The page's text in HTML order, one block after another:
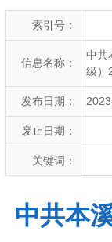
索引号：
信息名称：
中共
级）
发布日期：
废止日期：
关键词：
中共本